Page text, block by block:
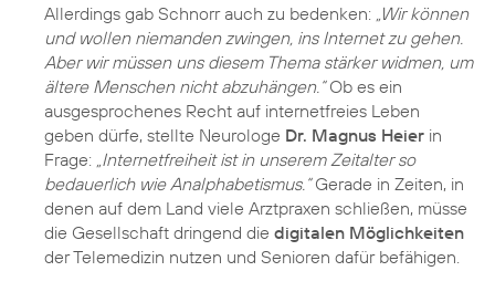
Allerdings gab Schnorr auch zu bedenken: „Wir können
und wollen niemanden zwingen, ins Internet zu gehen.
Aber wir müssen uns diesem Thema stärker widmen, um
ältere Menschen nicht abzuhängen.“Ob es ein
ausgesprochenes Recht auf internetfreies Leben
geben dürfe, stellte Neurologe Dr. Magnus Heier in
Frage: „Internetfreiheit ist in unserem Zeitalter so
bedauerlich wie Analphabetismus.“Gerade in Zeiten, in
denen auf dem Land viele Arztpraxen schließen, müsse
die Gesellschaft dringend die digitalen Möglichkeiten
der Telemedizin nutzen und Senioren dafür befähigen.